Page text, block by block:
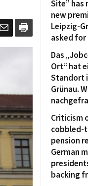
Site” has
new
Leipzig-
asked
Das
Ort“ hat
Standort
Grünau.
Criticism
cobbled-
pension
German
backing